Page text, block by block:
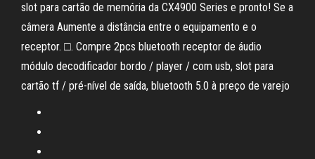
slot para cartão de memória da CX4900 Series e pronto! Se a
câmera Aumente a distância entre o equipamento e o
receptor. □. Compre 2pcs bluetooth receptor de áudio
módulo decodificador bordo / player / com usb, slot para
cartão tf / pré-nível de saída, bluetooth 5.0 à preço de varejo